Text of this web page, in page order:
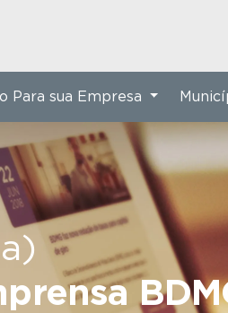
Para sua Empresa